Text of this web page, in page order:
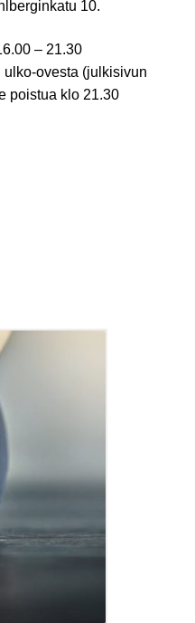
10.
– 21.30
ulko-ovesta (julkisivun
poistua klo 21.30